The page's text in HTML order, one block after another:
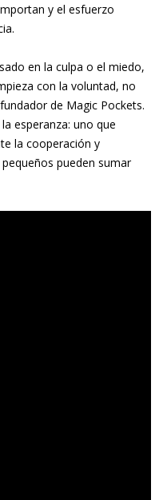
y el esfuerzo
en la culpa o el miedo,
con la voluntad, no
de Magic Pockets.
esperanza: uno que
la cooperación y
pueden sumar